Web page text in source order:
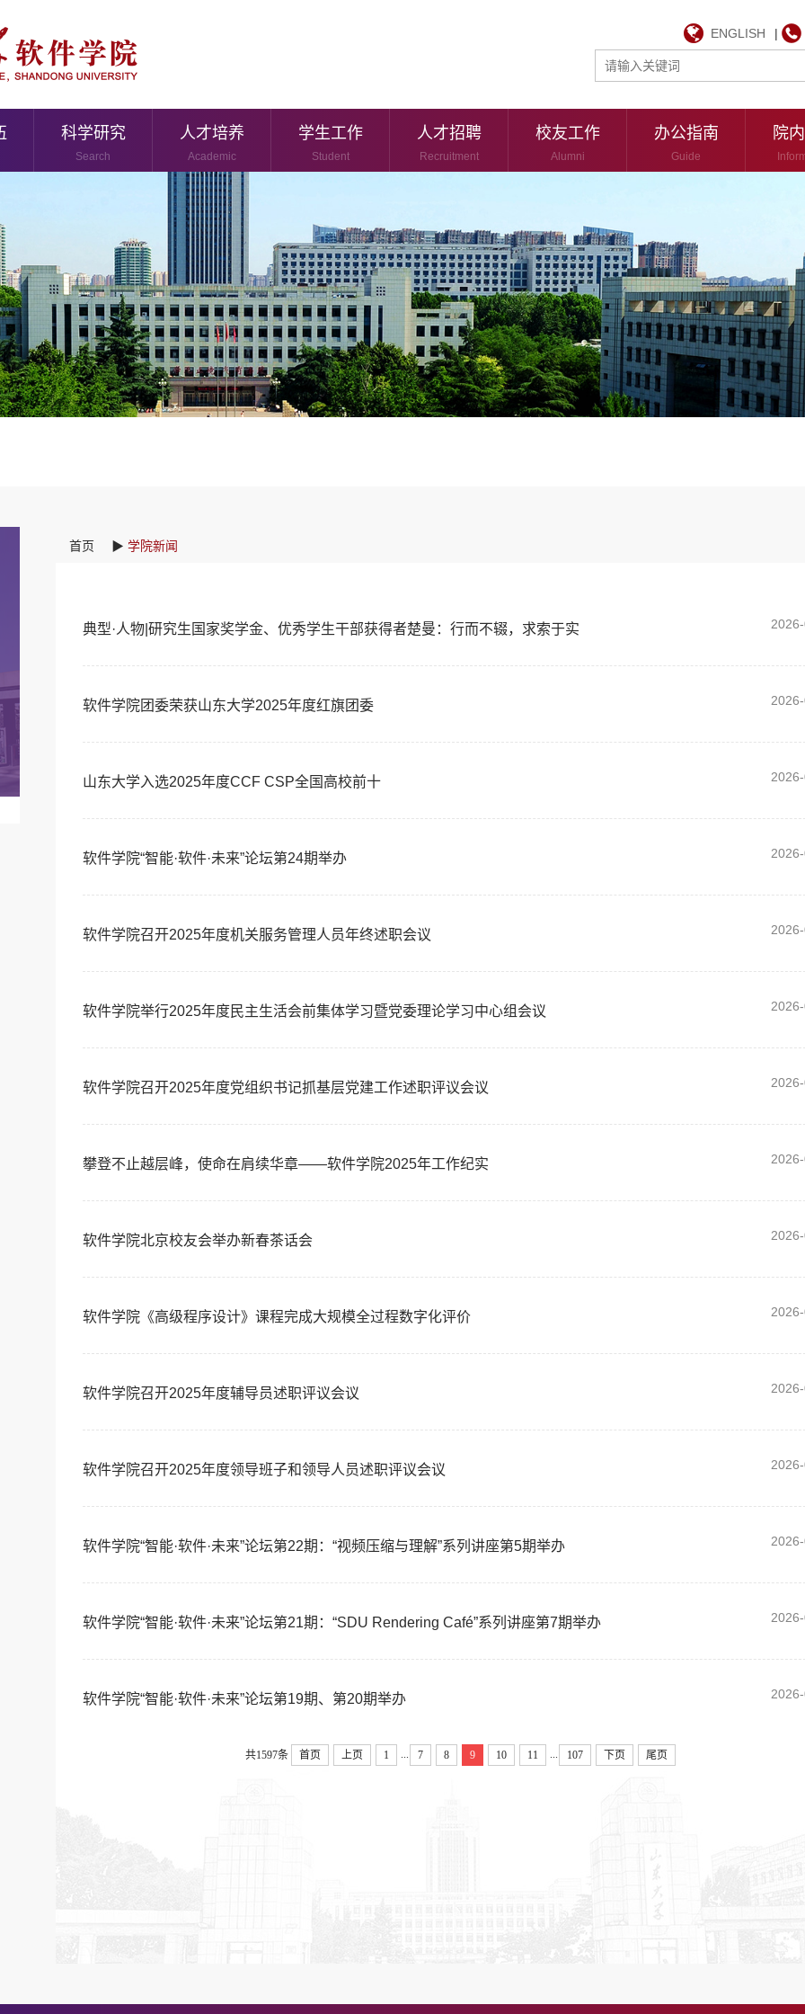
ENGLISH |
科学研究
Search
人才培养
Academic
学生工作
Student
人才招聘
Recruitment
校友工作
Alumni
办公指南
Guide
院
首页 ▶ 学院新闻
典型·人物|研究生国家奖学金、优秀学生干部获得者楚曼：行而不辍，求索于实
软件学院团委荣获山东大学2025年度红旗团委
山东大学入选2025年度CCF CSP全国高校前十
软件学院“智能·软件·未来”论坛第24期举办
软件学院召开2025年度机关服务管理人员年终述职会议
软件学院举行2025年度民主生活会前集体学习暨党委理论学习中心组会议
软件学院召开2025年度党组织书记抓基层党建工作述职评议会议
攀登不止越层峰，使命在肩续华章——软件学院2025年工作纪实
软件学院北京校友会举办新春茶话会
软件学院《高级程序设计》课程完成大规模全过程数字化评价
软件学院召开2025年度辅导员述职评议会议
软件学院召开2025年度领导班子和领导人员述职评议会议
软件学院“智能·软件·未来”论坛第22期：“视频压缩与理解”系列讲座第5期举办
软件学院“智能·软件·未来”论坛第21期：“SDU Rendering Café”系列讲座第7期举办
软件学院“智能·软件·未来”论坛第19期、第20期举办
共1597条 首页 上页 1 7 8 9 10 11 107 下页 尾页